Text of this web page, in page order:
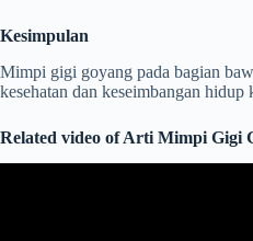
Kesimpulan
Mimpi gigi goyang pada bagian
kesehatan dan keseimbangan
Related video of Arti Mimpi Gigi